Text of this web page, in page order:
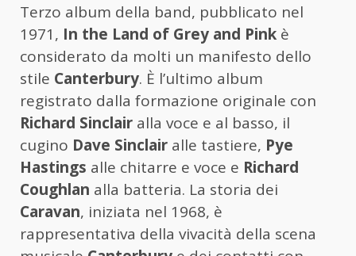
Terzo album della band, pubblicato nel
1971, In the Land of Grey and Pink è
considerato da molti un manifesto dello
stile Canterbury. È l’ultimo album
registrato dalla formazione originale con
Richard Sinclair alla voce e al basso, il
cugino Dave Sinclair alle tastiere, Pye
Hastings alle chitarre e voce e Richard
Coughlan alla batteria. La storia dei
Caravan, iniziata nel 1968, è
rappresentativa della vivacità della scena